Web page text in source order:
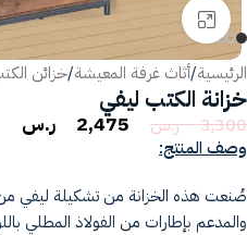
انقر للتكبير
الرئيسية/أثاث غرفة المعيشة/خزائن
خزانة الكتب ليفي
3,300 ر.س 2,475 ر.س
وصف المنتج:
صُنعت هذه الخزانة من تشكيلة ليفي من
والمدعم بإطارات من الفولاذ المطلي